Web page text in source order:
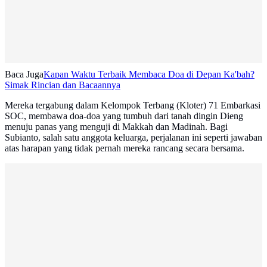
Baca JugaKapan Waktu Terbaik Membaca Doa di Depan Ka'bah?
Simak Rincian dan Bacaannya
Mereka tergabung dalam Kelompok Terbang (Kloter) 71 Embarkasi
SOC, membawa doa-doa yang tumbuh dari tanah dingin Dieng
menuju panas yang menguji di Makkah dan Madinah. Bagi
Subianto, salah satu anggota keluarga, perjalanan ini seperti jawaban
atas harapan yang tidak pernah mereka rancang secara bersama.